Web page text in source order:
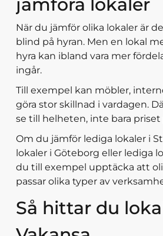
När du jämför olika lokaler är
blind på hyran. Men en lokal
hyra kan ibland vara mer
ingår.
Till exempel kan möbler,
göra stor skillnad i vardagen.
se till helheten, inte bara
Om du jämför lediga lokaler i
lokaler i Göteborg eller lediga
du till exempel upptäcka att
passar olika typer av
Så hittar du